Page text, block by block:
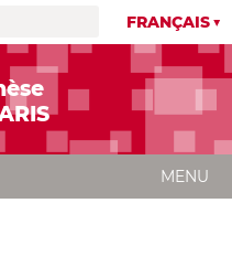
FRANÇAIS
MENU